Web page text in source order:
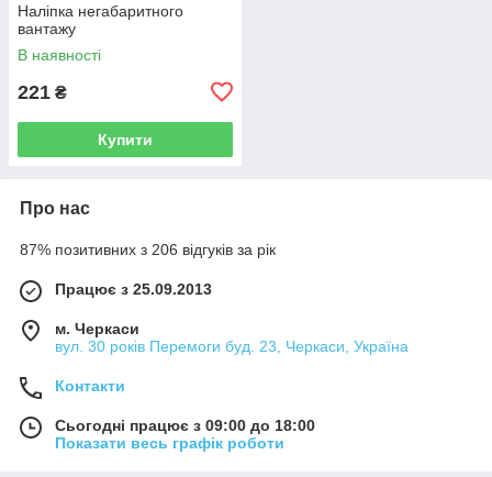
Наліпка негабаритного
вантажу
В наявності
221 ₴
Купити
Про нас
87% позитивних з 206 відгуків за рік
Працює з 25.09.2013
м. Черкаси
вул. 30 років Перемоги буд. 23, Черкаси, Україна
Контакти
Сьогодні працює з 09:00 до 18:00
Показати весь графік роботи